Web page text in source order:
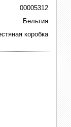
00005312
Бельгия
коробка